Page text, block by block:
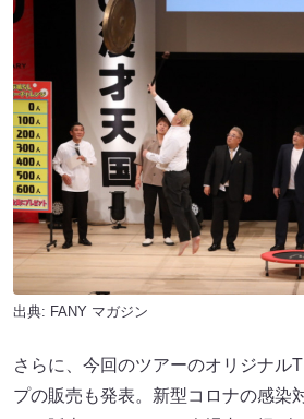
出典: FANY マガジン
さらに、今回のツアーのオリジナル
プの販売も発表。新型コロナの感染